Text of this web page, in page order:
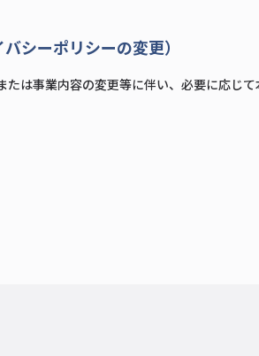
シーポリシーの変更）
たは事業内容の変更等に伴い、必要に応じ